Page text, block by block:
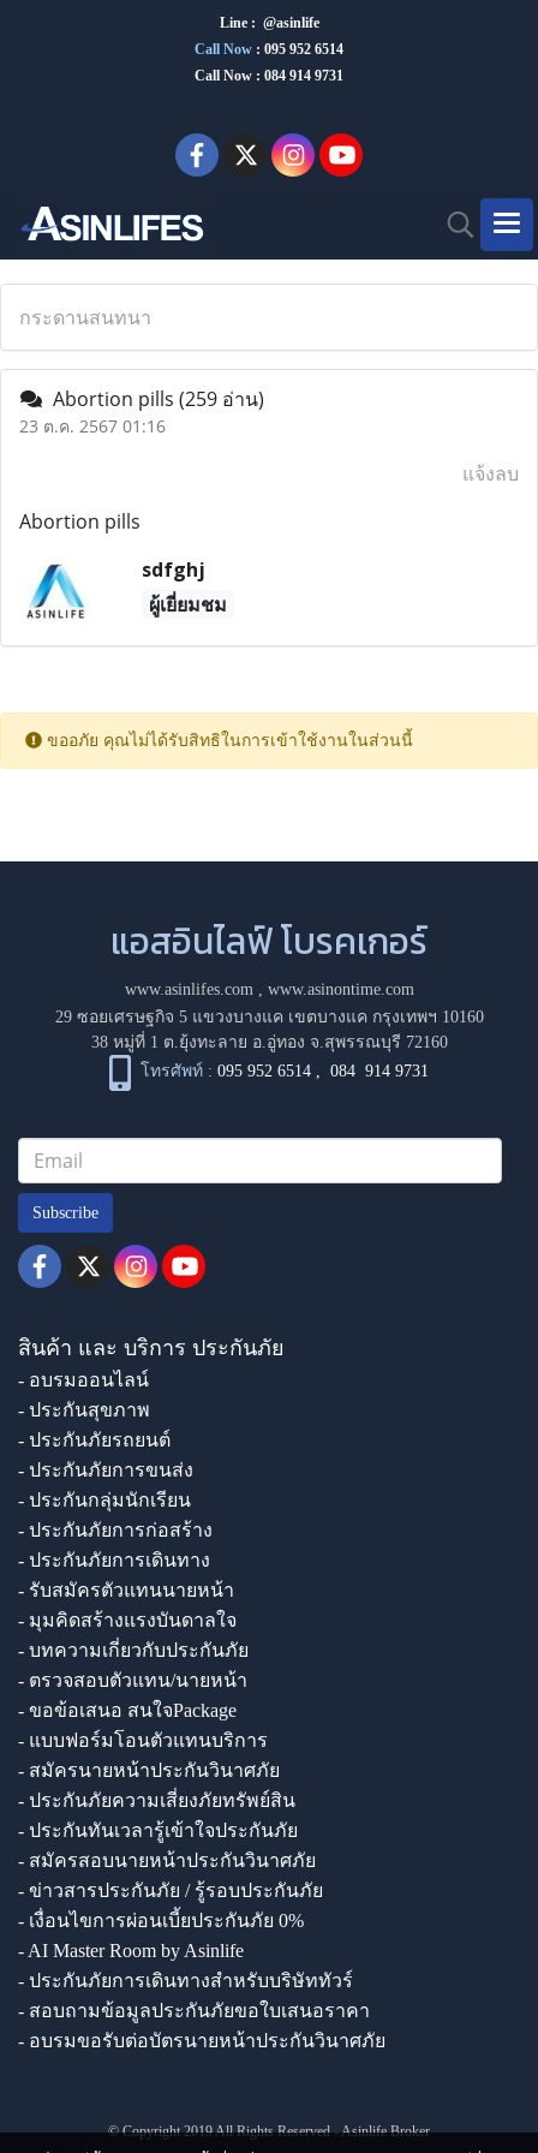
Line : @asinlife
Call Now : 095 952 6514
Call Now : 084 914 9731
กระดานสนทนา
Abortion pills (259 อ่าน)
23 ต.ค. 2567 01:16
แจ้งลบ
Abortion pills
sdfghj
ผู้เยี่ยมชม
ขออภัย คุณไม่ได้รับสิทธิในการเข้าใช้งานในส่วนนี้
แอสอินไลฟ์ โบรคเกอร์
www.asinlifes.com, www.asinontime.com
29 ซอยเศรษฐกิจ 5 แขวงบางแค เขตบางแค กรุงเทพฯ 10160
38 หมู่ที่ 1 ต.ยุ้งทะลาย อ.อู่ทอง จ.สุพรรณบุรี 72160
โทรศัพท์ : 095 952 6514 ,084 914 9731
Subscribe
สินค้า และ บริการ ประกันภัย
- อบรมออนไลน์
- ประกันสุขภาพ
- ประกันภัยรถยนต์
- ประกันภัยการขนส่ง
- ประกันกลุ่มนักเรียน
- ประกันภัยการก่อสร้าง
- ประกันภัยการเดินทาง
- รับสมัครตัวแทนนายหน้า
- มุมคิดสร้างแรงบันดาลใจ
- บทความเกี่ยวกับประกันภัย
- ตรวจสอบตัวแทน/นายหน้า
- ขอข้อเสนอ สนใจPackage
- แบบฟอร์มโอนตัวแทนบริการ
- สมัครนายหน้าประกันวินาศภัย
- ประกันภัยความเสี่ยงภัยทรัพย์สิน
- ประกันทันเวลารู้เข้าใจประกันภัย
- สมัครสอบนายหน้าประกันวินาศภัย
- ข่าวสารประกันภัย / รู้รอบประกันภัย
- เงื่อนไขการผ่อนเบี้ยประกันภัย 0%
- AI Master Room by Asinlife
- ประกันภัยการเดินทางสำหรับบริษัททัวร์
- สอบถามข้อมูลประกันภัยขอใบเสนอราคา
- อบรมขอรับต่อบัตรนายหน้าประกันวินาศภัย
© Copyright 2019 All Rights Reserved - Asinlife Broker